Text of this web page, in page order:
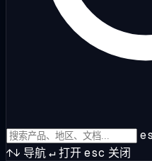
↑↓ 导航↵打开esc 关闭